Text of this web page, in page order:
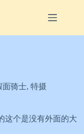
面骑士, 特摄
个是没有外面的大